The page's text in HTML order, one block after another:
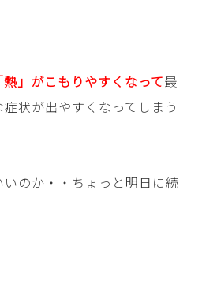
」がこもりやすくなって最
状が出やすくなってしまう
のか・・ちょっと明日に続